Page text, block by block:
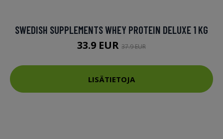
SWEDISH SUPPLEMENTS WHEY PROTEIN DELUXE 1 KG
33.9 EUR 37.9 EUR
LISÄTIETOJA